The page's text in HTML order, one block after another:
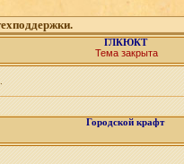
ГЛКЮКТ
Тема закрыта
Городской крафт